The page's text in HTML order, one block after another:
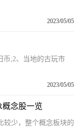
2023/05/05
币;2、当地的古玩市
2023/05/05
概念股一览
较少，整个概念板块的